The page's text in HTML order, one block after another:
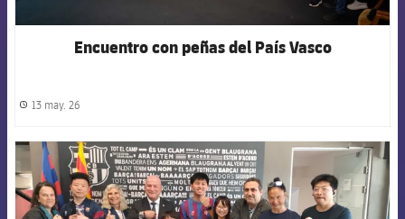
Encuentro con peñas del País Vasco
label.share.clock
13 may. 26
FCB Barcelona badge